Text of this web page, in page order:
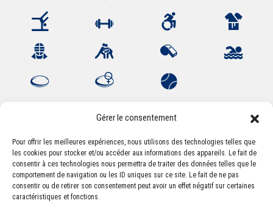
Gérer le consentement
Pour offrir les meilleures expériences, nous utilisons des technologies telles que
les cookies pour stocker et/ou accéder aux informations des appareils. Le fait de
consentir à ces technologies nous permettra de traiter des données telles que le
comportement de navigation ou les ID uniques sur ce site. Le fait de ne pas
consentir ou de retirer son consentement peut avoir un effet négatif sur certaines
caractéristiques et fonctions.
Association Sportive Montferrandaise
84, boulevard Léon Jouhaux
CS 80221 - 63021 Clermont-Ferrand Cedex 2